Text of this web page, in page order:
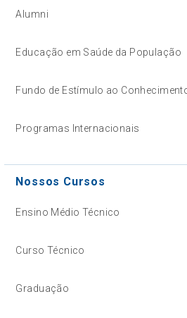
Alumni
Educação em Saúde da População
Fundo de Estímulo ao
Programas Internacionais
Nossos Cursos
Ensino Médio Técnico
Curso Técnico
Graduação